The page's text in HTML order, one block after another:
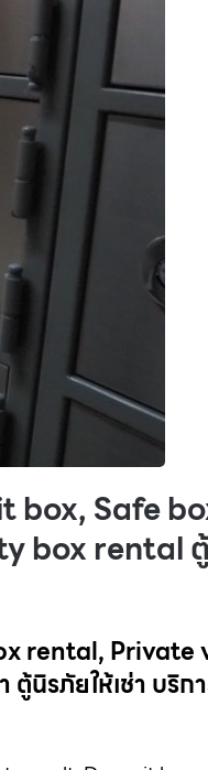
box, Safe
box rental
rental, Private
รภัยให้เช่า บริกา